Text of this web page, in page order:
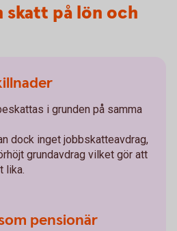
skatt på lön och
i grunden på samma
dock inget jobbskatteavdrag,
grundavdrag vilket gör att
lika.
pensionär